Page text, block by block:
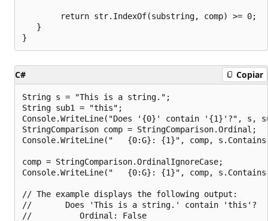
return
   }
C# Copiar
String s = "This is a string.";
String sub1 = "this";
Console.WriteLine("Does '{0}' contain '{1}'?", s,
StringComparison comp = StringComparison.Ordinal;
Console.WriteLine("   {0:G}: {1}", comp,
comp = StringComparison.OrdinalIgnoreCase;
Console.WriteLine("   {0:G}: {1}", comp,
// The example displays the following output:
//       Does 'This is a string.' contain 'this'?
//          Ordinal: False